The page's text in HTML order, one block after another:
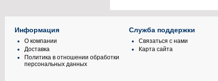
Информация
О компании
Доставка
Политика в отношении обработки
персональных данных
Служба поддержки
Связаться с нами
Карта сайта